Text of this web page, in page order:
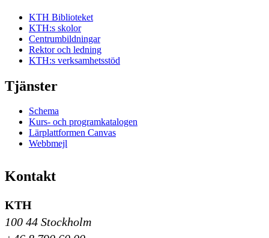
KTH Biblioteket
KTH:s skolor
Centrumbildningar
Rektor och ledning
KTH:s verksamhetsstöd
Tjänster
Schema
Kurs- och programkatalogen
Lärplattformen Canvas
Webbmejl
Kontakt
KTH
100 44 Stockholm